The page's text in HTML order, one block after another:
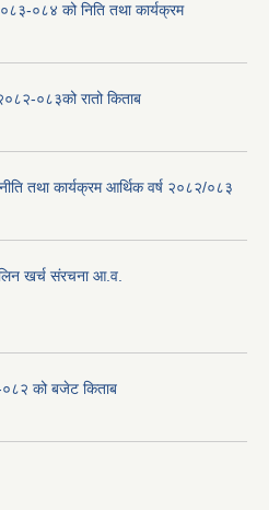
०८४ को निति तथा कार्यक्रम
०८३को रातो किताब
नीति तथा कार्यक्रम आर्थिक वर्ष २०८२/०८३
खर्च संरचना आ.व.
०८२ को बजेट किताब